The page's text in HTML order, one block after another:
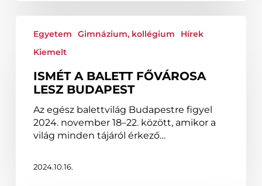
balett
Budapest
Egyetem Gimnázium, kollégium
Hírek
Kiemelt
ISMÉT A BALETT FŐVÁROSA
LESZ BUDAPEST
Az egész balettvilág Budapestre figyel
2024. november 18–22. között, amikor a
világ minden tájáról érkező…
2024.10.16.